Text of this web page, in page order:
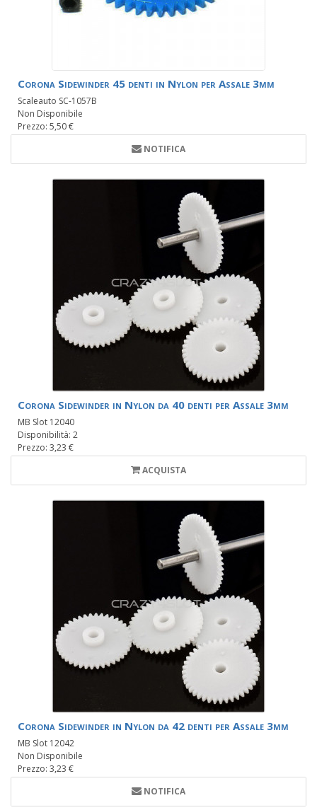
Corona Sidewinder 45 denti in Nylon per Assale 3mm
Scaleauto SC-1057B
Non Disponibile
Prezzo: 5,50 €
NOTIFICA
Corona Sidewinder in Nylon da 40 denti per Assale 3mm
MB Slot 12040
Disponibilità: 2
Prezzo: 3,23 €
ACQUISTA
Corona Sidewinder in Nylon da 42 denti per Assale 3mm
MB Slot 12042
Non Disponibile
Prezzo: 3,23 €
NOTIFICA